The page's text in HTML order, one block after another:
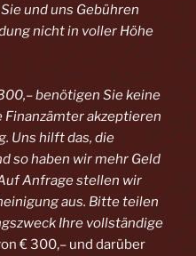
und uns Gebühren
nicht in voller Höhe
benötigen Sie keine
Finanzämter akzeptieren
Uns hilft das, die
so haben wir mehr Geld
Anfrage stellen wir
aus. Bitte teilen
Ihre vollständige
€ 300,– und darüber